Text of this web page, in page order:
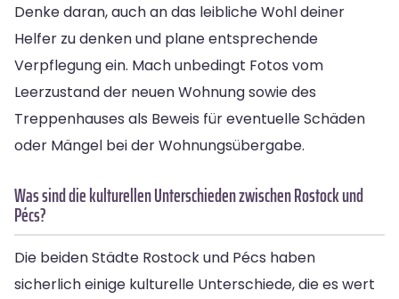
Denke daran, auch an das leibliche Wohl deiner
Helfer zu denken und plane entsprechende
Verpflegung ein. Mach unbedingt Fotos vom
Leerzustand der neuen Wohnung sowie des
Treppenhauses als Beweis für eventuelle Schäden
oder Mängel bei der Wohnungsübergabe.
Was sind die kulturellen Unterschieden zwischen Rostock und
Pécs?
Die beiden Städte Rostock und Pécs haben
sicherlich einige kulturelle Unterschiede, die es wert